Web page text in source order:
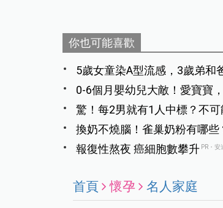
你也可能喜歡
5歲女童染A型流感，3歲弟和
0-6個月嬰幼兒大敵！愛寶寶
驚！每2男就有1人中標？不可
換奶不燒腦！雀巢奶粉有哪
報復性熬夜 癌細胞數攀升 PR・
首頁 懷孕 名人家庭